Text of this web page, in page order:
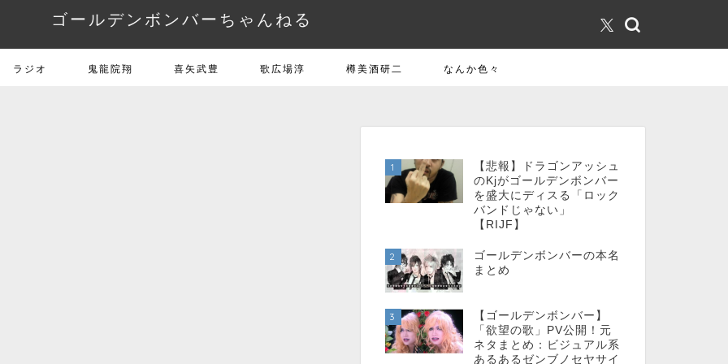
ゴールデンボンバーちゃんねる
ラジオ 鬼龍院翔 喜矢武豊 歌広場淳 樽美酒研二 なんか色々
1
【悲報】ドラゴンアッシュ
のKjがゴールデンボンバー
を盛大にディスる「ロック
バンドじゃない」
【RIJF】
2
ゴールデンボンバーの本名
まとめ
3
【ゴールデンボンバー】
「欲望の歌」PV公開！元
ネタまとめ：ビジュアル系
あるあるゼンブノセヤサイ